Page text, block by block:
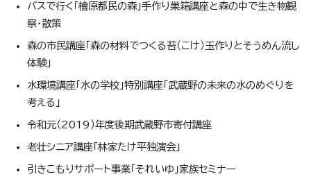
バスで行く「檜原都民の森」手作り巣箱講座と森の中で生き物観
察・散策
森の市民講座「森の材料でつくる苔（こけ）玉作りとそうめん流し
体験」
水環境講座「水の学校」特別講座「武蔵野の未来の水のめぐりを
考える」
令和元（2019）年度後期武蔵野市寄付講座
老壮シニア講座「林家たけ平独演会」
引きこもりサポート事業「それいゆ」家族セミナー